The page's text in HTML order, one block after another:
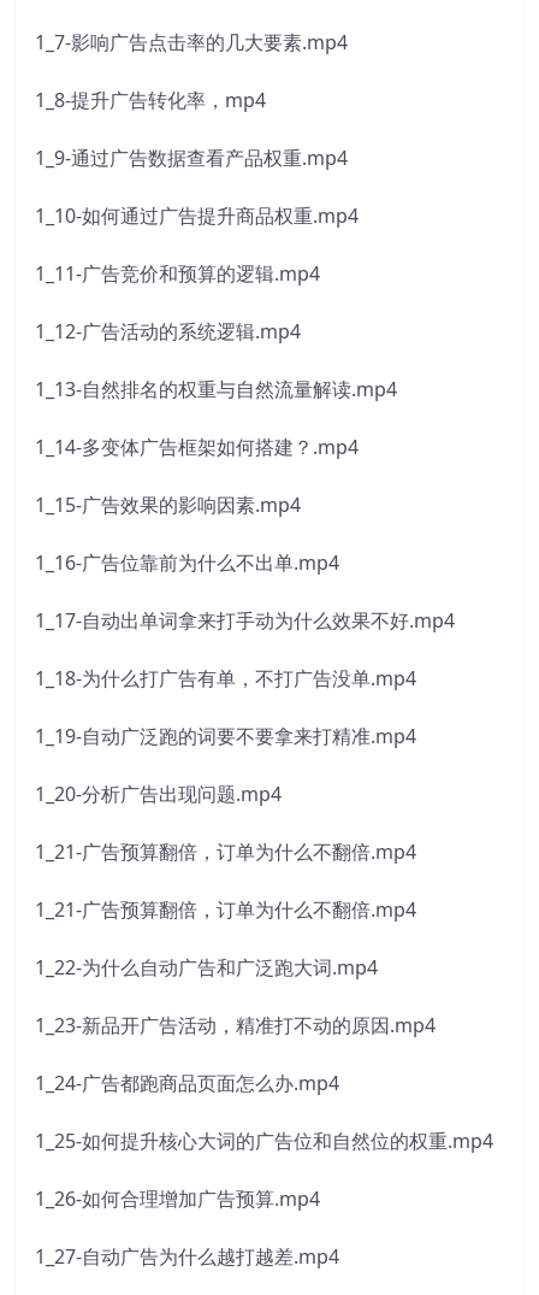
1_7-影响广告点击率的几大要素.mp4
1_8-提升广告转化率，mp4
1_9-通过广告数据查看产品权重.mp4
1_10-如何通过广告提升商品权重.mp4
1_11-广告竞价和预算的逻辑.mp4
1_12-广告活动的系统逻辑.mp4
1_13-自然排名的权重与自然流量解读.mp4
1_14-多变体广告框架如何搭建？.mp4
1_15-广告效果的影响因素.mp4
1_16-广告位靠前为什么不出单.mp4
1_17-自动出单词拿来打手动为什么效果不好.mp4
1_18-为什么打广告有单，不打广告没单.mp4
1_19-自动广泛跑的词要不要拿来打精准.mp4
1_20-分析广告出现问题.mp4
1_21-广告预算翻倍，订单为什么不翻倍.mp4
1_21-广告预算翻倍，订单为什么不翻倍.mp4
1_22-为什么自动广告和广泛跑大词.mp4
1_23-新品开广告活动，精准打不动的原因.mp4
1_24-广告都跑商品页面怎么办.mp4
1_25-如何提升核心大词的广告位和自然位的权重.mp4
1_26-如何合理增加广告预算.mp4
1_27-自动广告为什么越打越差.mp4